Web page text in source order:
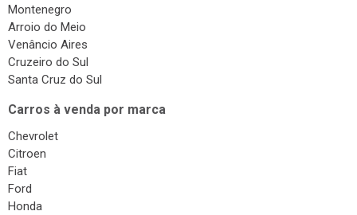
Montenegro
Arroio do Meio
Venâncio Aires
Cruzeiro do Sul
Santa Cruz do Sul
Carros à venda por marca
Chevrolet
Citroen
Fiat
Ford
Honda